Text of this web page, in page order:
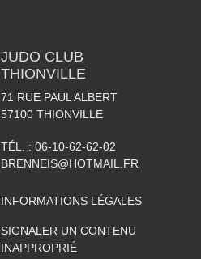
JUDO CLUB
THIONVILLE
71 RUE PAUL ALBERT
57100 THIONVILLE
TÉL. : 06-10-62-62-02
BRENNEIS@HOTMAIL.FR
INFORMATIONS LÉGALES
SIGNALER UN CONTENU
INAPPROPRIÉ